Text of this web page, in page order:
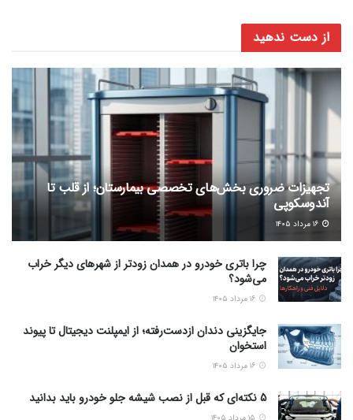
از دست ندهید
تجهیزات ضروری بخش‌های تخصصی بیمارستان؛ از قلب تا
آندوسکوپی
چرا باتری خودرو در همدان زودتر از شهرهای دیگر خراب
می‌شود؟
جایگزینی دندان ازدست‌رفته؛ از ایمپلنت دیجیتال تا پیوند
استخوان
5 نکته‌ای که قبل از نصب شیشه جلو خودرو باید بدانید